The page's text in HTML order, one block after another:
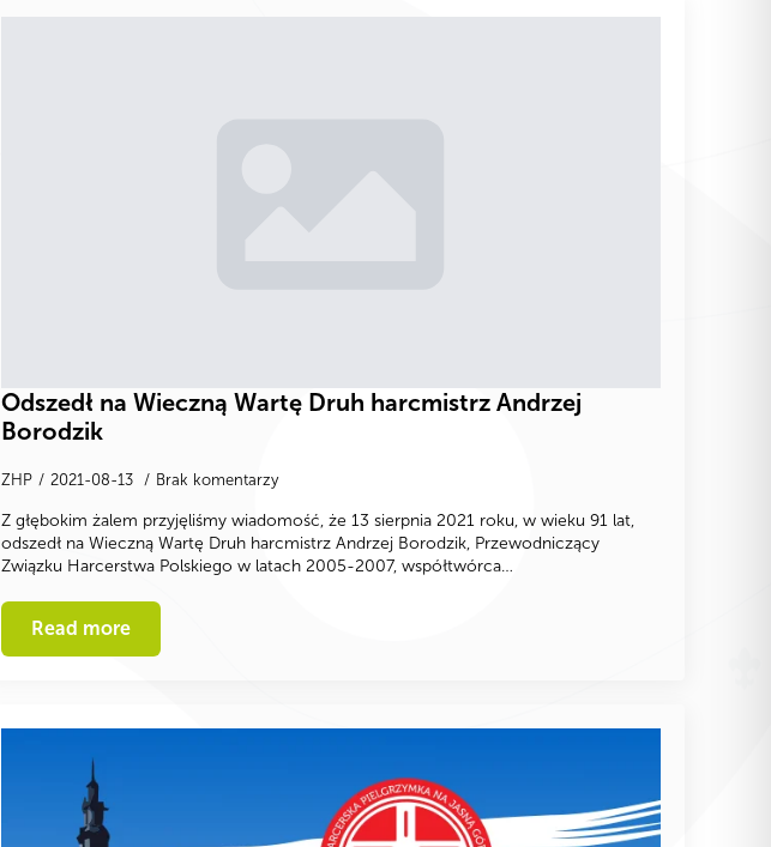
Odszedł na Wieczną Wartę Druh harcmistrz Andrzej
Borodzik
ZHP 2021-08-13 Brak komentarzy
Z głębokim żalem przyjęliśmy wiadomość, że 13 sierpnia 2021 roku, w wieku 91 lat,
odszedł na Wieczną Wartę Druh harcmistrz Andrzej Borodzik, Przewodniczący
Związku Harcerstwa Polskiego w latach 2005-2007, współtwórca…
Read more